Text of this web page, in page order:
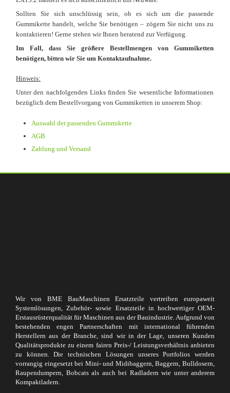
Sollten Sie sich unschlüssig sein, ob es sich um die passende
Gummikette handelt, welche Sie benötigen – zögern Sie nicht uns zu
kontaktieren! Gerne stehen wir Ihnen beratend zur Verfügung.
Im Fall, dass Sie größere Bestellmengen von Gummiketten
benötigen, bitten wir Sie um Kontaktaufnahme.
Hinweis:
Unter den nachfolgenden Links finden Sie wesentliche Informationen
bezüglich dem Bestellvorgang von Gummiketten in unserem Shop:
Auswahl der passenden Gummikette
AGB
Zahlung und Versand
Wir von BME BauMaschinen Ersatzteile vertreiben europaweit
Systemlösungen, Zubehör- sowie Ersatzteile in hochwertiger OEM-
Erstausrüsterqualität für Maschinen aus der Bauindustrie. Aufgrund von
bestehenden engen Partnerschaften mit international führenden
Herstellern aus der Branche, sind wir in der Lage, unseren Kunden
Qualitätsprodukte zu einem fairen Preis-/ Leistungsverhältnis anbieten
zu können. Die technischen Lösungen unseres Portfolios werden
vorrangig eingesetzt bei Mini- und Midibaggern, Baggern, Bulldosern,
Raupendumpern, Bobcats als auch bei Radladern wie unter anderem
Kompaktladern.